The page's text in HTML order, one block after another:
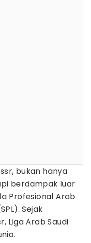
bukan hanya
berdampak luar
Profesional Arab
Sejak
Liga Arab Saudi